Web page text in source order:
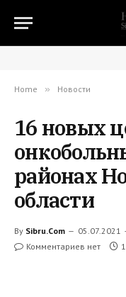
Home » Новости
16 новых
районах
области
By Sibru.Com 05.07.2021
Комментариев нет